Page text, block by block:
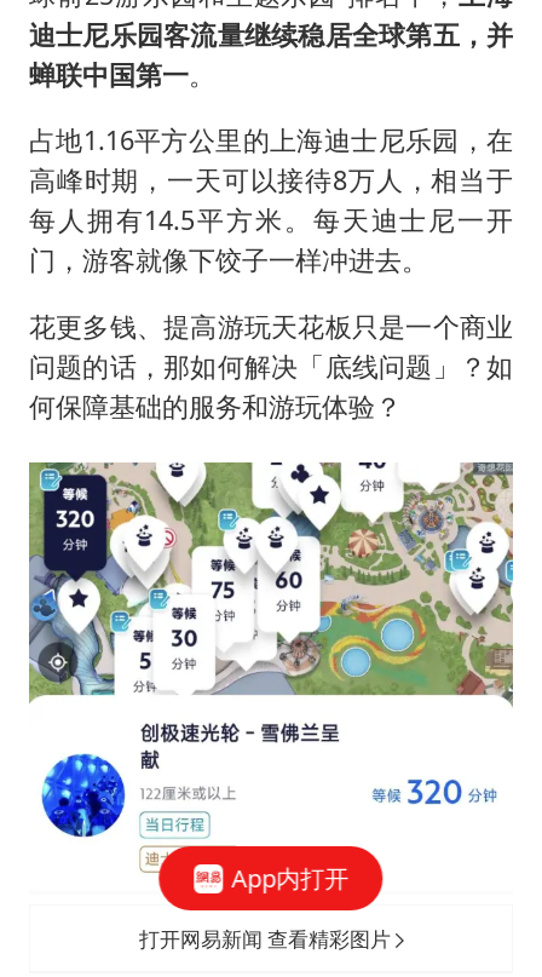
迪士尼乐园客流量继续稳居全球第五，并
蝉联中国第一。
占地‌1.16平方公里的上海迪士尼乐园，在
高峰时期，一天可以接待8万人，相当于
每人拥有14.5平方米。每天迪士尼一开
门，游客就像下饺子一样冲进去。
花更多钱、提高游玩天花板只是一个商业
问题的话，那如何解决「底线问题」？如
何保障基础的服务和游玩体验？
打开网易新闻 查看精彩图片
App内打开